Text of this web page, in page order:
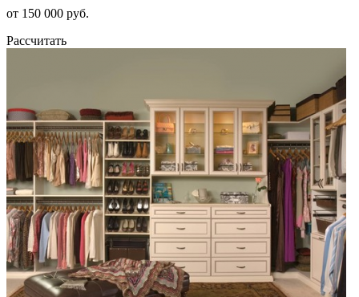
от 150 000 руб.
Рассчитать